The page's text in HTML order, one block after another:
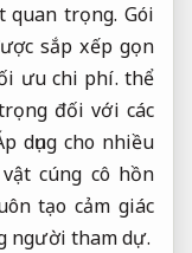
quan trọng. Gói
sắp xếp gọn
ưu chi phí. thể
đối với các
dụng cho nhiều
cúng cô hồn
tạo cảm giác
người tham dự.